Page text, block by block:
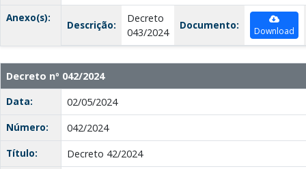
Anexo(s):
Descrição:
Decreto
043/2024
Documento: Download
Decreto nº 042/2024
Data:
02/05/2024
Número:
042/2024
Título:
Decreto 42/2024